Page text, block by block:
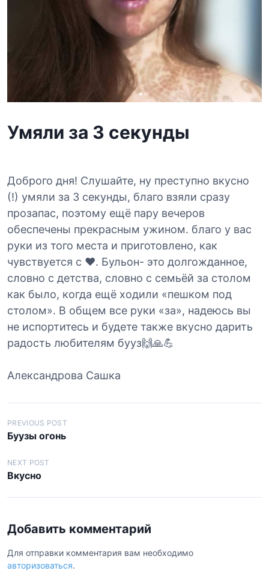
Умяли за 3 секунды
Доброго дня! Слушайте, ну преступно вкусно
(!) умяли за 3 секунды, благо взяли сразу
прозапас, поэтому ещё пару вечеров
обеспечены прекрасным ужином. благо у вас
руки из того места и приготовлено, как
чувствуется с ❤️. Бульон- это долгожданное,
словно с детства, словно с семьёй за столом
как было, когда ещё ходили «пешком под
столом». В общем все руки «за», надеюсь вы
не испортитесь и будете также вкусно дарить
радость любителям бууз🙌🙏💪
Александрова Сашка
Н
а
в
и
г
ц
и
я
PREVIOUS POST
Буузы огонь
NEXT POST
Вкусно
Добавить комментарий
Для отправки комментария вам необходимо
авторизоваться.